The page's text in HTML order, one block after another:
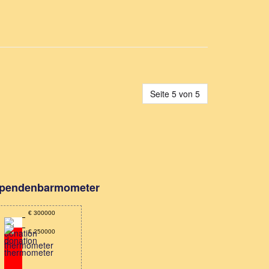
Seite 5 von 5
€ 300000
€ 250000